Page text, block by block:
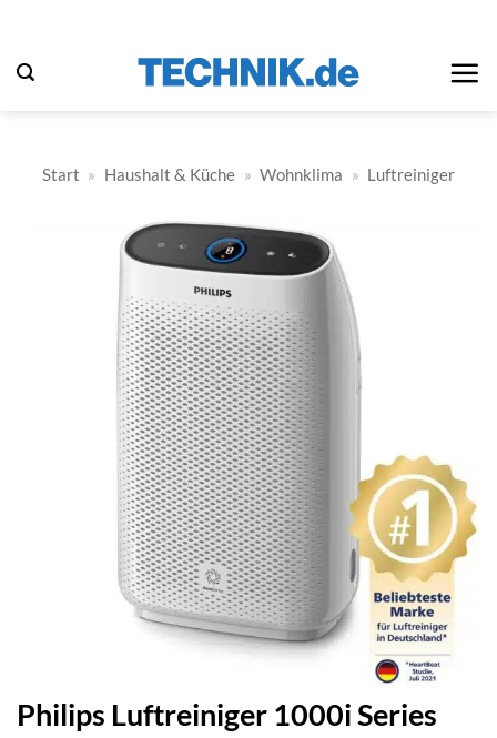
springen
Start » Haushalt & Küche » Wohnklima » Luftreiniger
Philips Luftreiniger 1000i Series